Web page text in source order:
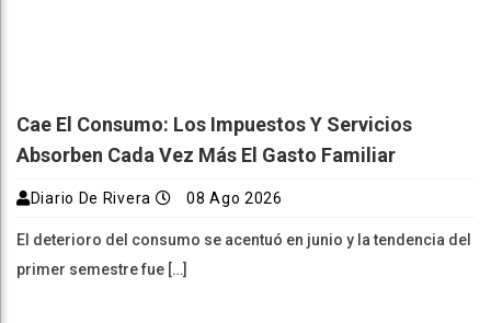
Cae El Consumo: Los Impuestos Y Servicios
Absorben Cada Vez Más El Gasto Familiar
Diario De Rivera 08 Ago 2026
El deterioro del consumo se acentuó en junio y la tendencia del
primer semestre fue […]